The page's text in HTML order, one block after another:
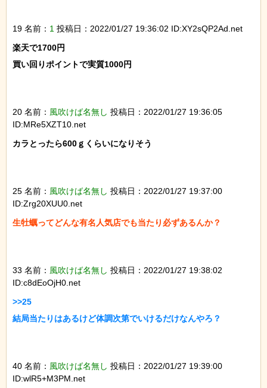
19 名前： 1 投稿日：2022/01/27 19:36:02 ID:XY2sQP2Ad.net
楽天で1700円
買い回りポイントで実質1000円
20 名前： 風吹けば名無し 投稿日：2022/01/27 19:36:05
ID:MRe5XZT10.net
カラとったら600ｇくらいになりそう
25 名前： 風吹けば名無し 投稿日：2022/01/27 19:37:00
ID:Zrg20XUU0.net
生牡蠣ってどんな有名人気店でも当たり必ずあるんか？
33 名前： 風吹けば名無し 投稿日：2022/01/27 19:38:02
ID:c8dEoOjH0.net
>>25
結局当たりはあるけど体調次第でいけるだけなんやろ？
40 名前： 風吹けば名無し 投稿日：2022/01/27 19:39:00
ID:wlR5+M3PM.net